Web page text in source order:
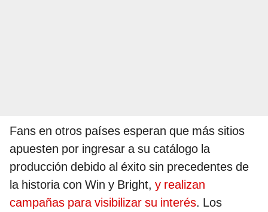
Fans en otros países esperan que más sitios
apuesten por ingresar a su catálogo la
producción debido al éxito sin precedentes de
la historia con Win y Bright, y realizan
campañas para visibilizar su interés. Los